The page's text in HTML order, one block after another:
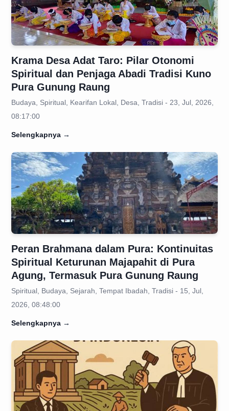
Krama Desa Adat Taro: Pilar Otonomi
Spiritual dan Penjaga Abadi Tradisi Kuno
Pura Gunung Raung
Budaya, Spiritual, Kearifan Lokal, Desa, Tradisi - 23, Jul, 2026,
08:17:00
Selengkapnya →
Peran Brahmana dalam Pura: Kontinuitas
Spiritual Keturunan Majapahit di Pura
Agung, Termasuk Pura Gunung Raung
Spiritual, Budaya, Sejarah, Tempat Ibadah, Tradisi - 15, Jul,
2026, 08:48:00
Selengkapnya →